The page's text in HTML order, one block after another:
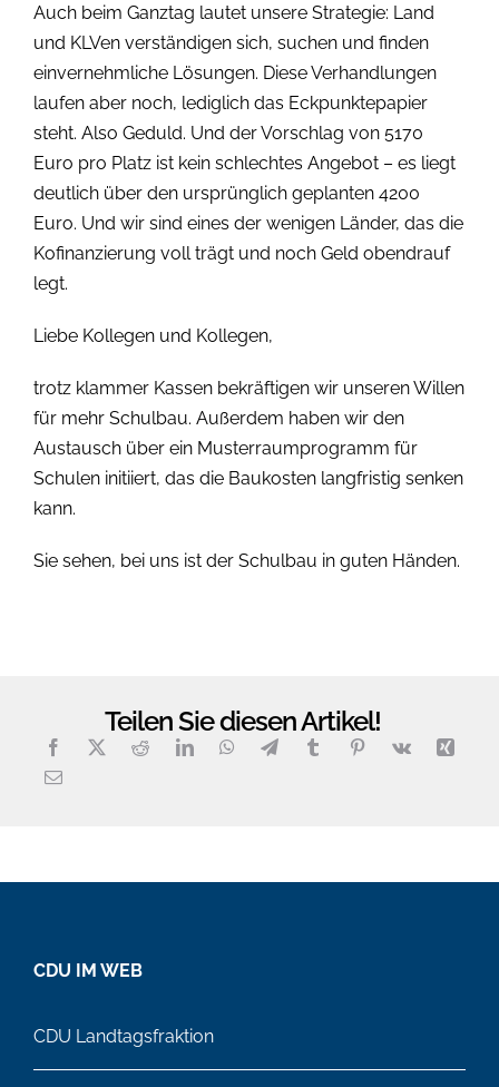
Auch beim Ganztag lautet unsere Strategie: Land
und KLVen verständigen sich, suchen und finden
einvernehmliche Lösungen. Diese Verhandlungen
laufen aber noch, lediglich das Eckpunktepapier
steht. Also Geduld. Und der Vorschlag von 5170
Euro pro Platz ist kein schlechtes Angebot – es liegt
deutlich über den ursprünglich geplanten 4200
Euro. Und wir sind eines der wenigen Länder, das die
Kofinanzierung voll trägt und noch Geld obendrauf
legt.
Liebe Kollegen und Kollegen,
trotz klammer Kassen bekräftigen wir unseren Willen
für mehr Schulbau. Außerdem haben wir den
Austausch über ein Musterraumprogramm für
Schulen initiiert, das die Baukosten langfristig senken
kann.
Sie sehen, bei uns ist der Schulbau in guten Händen.
Teilen Sie diesen Artikel!
CDU IM WEB
CDU Landtagsfraktion